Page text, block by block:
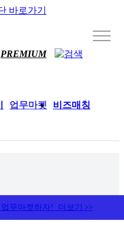
바로가기
PREMIUM
업무마켓 비즈매칭
무마켓하자! 더보기 >>